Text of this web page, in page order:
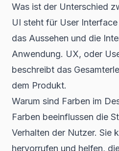
Was ist der Unterschied
UI steht für User
das Aussehen und die
Anwendung. UX, oder
beschreibt das
dem Produkt.
Warum sind Farben im
Farben beeinflussen die
Verhalten der Nutzer. Sie
hervorrufen und helfen,